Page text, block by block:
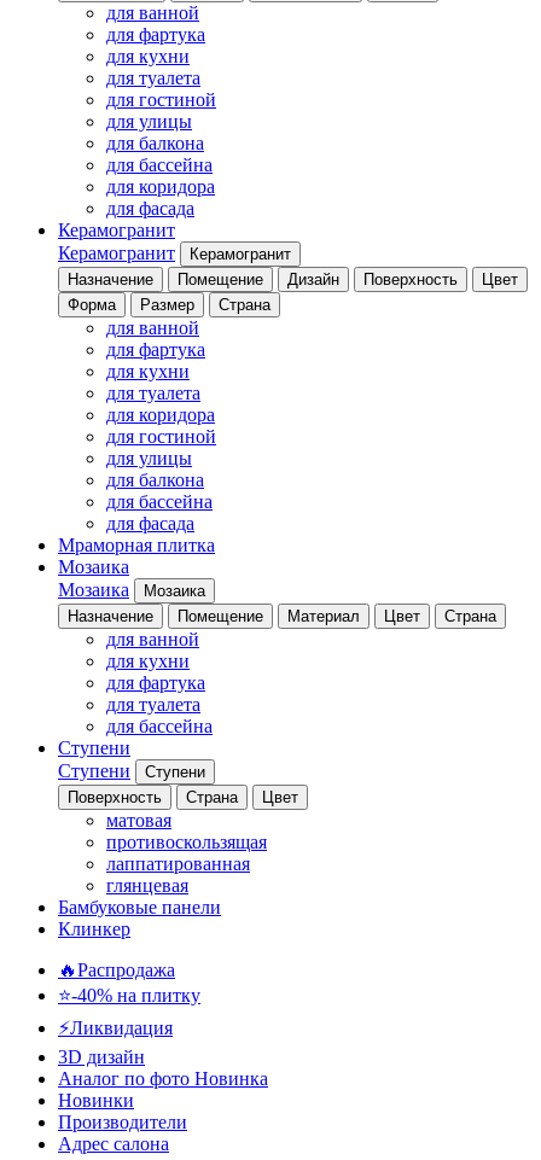
для ванной
для фартука
для кухни
для туалета
для гостиной
для улицы
для балкона
для бассейна
для коридора
для фасада
Керамогранит
Керамогранит
Керамогранит
Назначение
Помещение Дизайн Поверхность
Цвет
Форма
Размер Страна
для ванной
для фартука
для кухни
для туалета
для коридора
для гостиной
для улицы
для балкона
для бассейна
для фасада
Мраморная плитка
Мозаика
Мозаика
Мозаика
Назначение
Помещение Материал Цвет Страна
для ванной
для кухни
для фартука
для туалета
для бассейна
Ступени
Ступени
Ступени
Поверхность
Страна Цвет
матовая
противоскользящая
лаппатированная
глянцевая
Бамбуковые панели
Клинкер
🔥Распродажа
⭐-40% на плитку
⚡️Ликвидация
3D дизайн
Аналог по фото Новинка
Новинки
Производители
Адрес салона